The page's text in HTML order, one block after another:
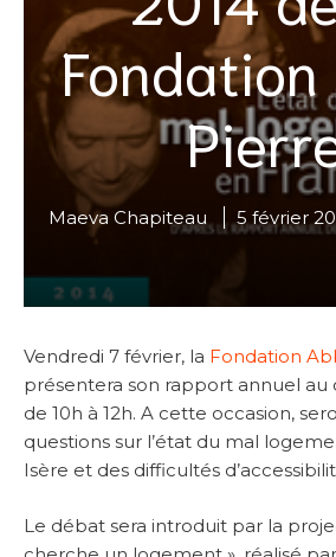
Maeva Chapiteau 5 février
Vendredi 7 février, la Fondation
présentera son rapport annuel au
de 10h à 12h. A cette occasion,
questions sur l’état du mal
Isère et des difficultés
Le débat sera introduit par la